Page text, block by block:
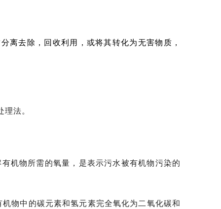
离去除，回收利用，或将其转化为无害物质，
法。
机物所需的氧量，是表示污水被有机物污染的
物中的碳元素和氢元素完全氧化为二氧化碳和